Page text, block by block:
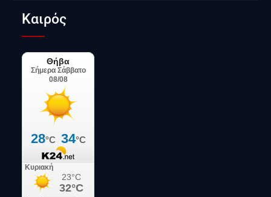
Καιρός